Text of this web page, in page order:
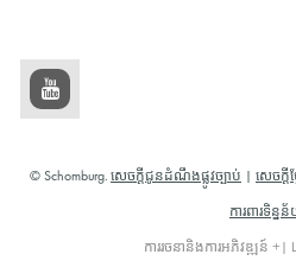
© Schomburg. សេចក្តីជូនដំណឹងផ្លូវច្បាប់ សេចក្
ការពារទិន្ន
ការរចនានិងការអភិវឌ្ឍន៍ +|